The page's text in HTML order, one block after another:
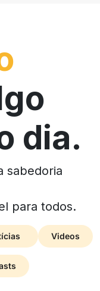
dia.
sabedoria
para todos.
Videos